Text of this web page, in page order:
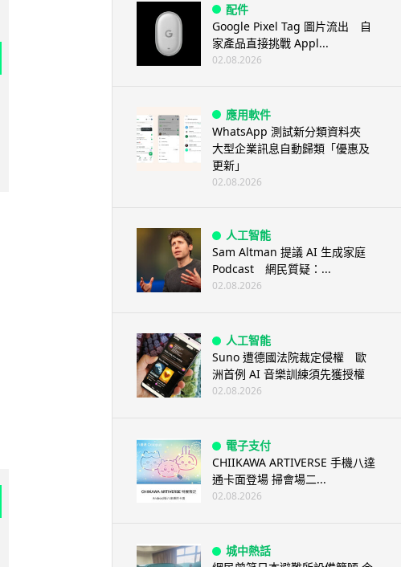
配件
Google Pixel Tag 圖片流出 自
家產品直接挑戰 Appl...
02.08.2026
應用軟件
WhatsApp 測試新分類資料夾
大型企業訊息自動歸類「優惠及
更新」
02.08.2026
人工智能
Sam Altman 提議 AI 生成家庭
Podcast 網民質疑：...
02.08.2026
人工智能
Suno 遭德國法院裁定侵權 歐
洲首例 AI 音樂訓練須先獲授權
02.08.2026
電子支付
CHIIKAWA ARTIVERSE 手機八達
通卡面登場 掃會場二...
02.08.2026
城中熱話